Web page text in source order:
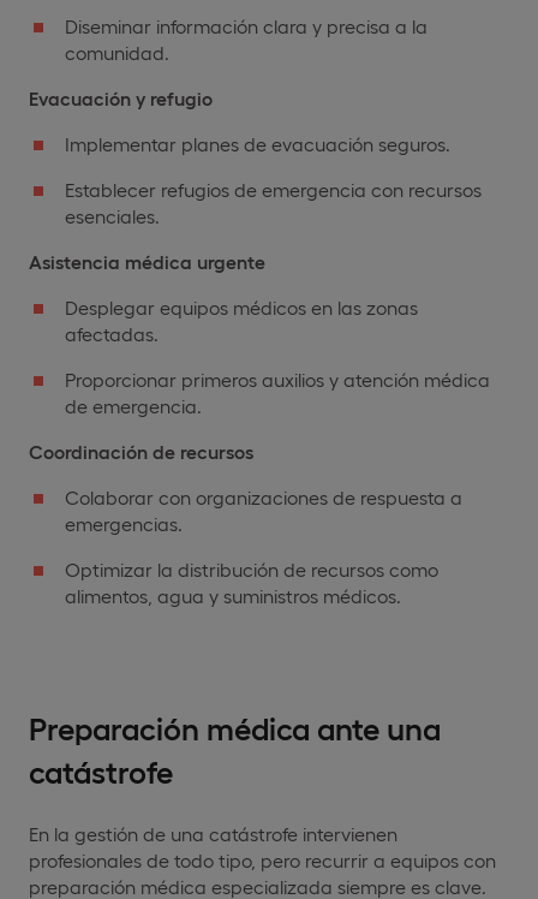
Diseminar información clara y precisa a la
comunidad.
Evacuación y refugio
Implementar planes de evacuación seguros.
Establecer refugios de emergencia con recursos
esenciales.
Asistencia médica urgente
Desplegar equipos médicos en las zonas
afectadas.
Proporcionar primeros auxilios y atención médica
de emergencia.
Coordinación de recursos
Colaborar con organizaciones de respuesta a
emergencias.
Optimizar la distribución de recursos como
alimentos, agua y suministros médicos.
Preparación médica ante una
catástrofe
En la gestión de una catástrofe intervienen
profesionales de todo tipo, pero recurrir a equipos con
preparación médica especializada siempre es clave.